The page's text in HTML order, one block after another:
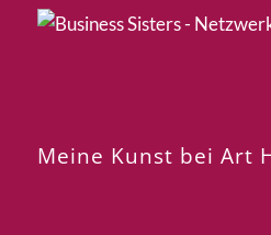
Meine Kunst bei Art